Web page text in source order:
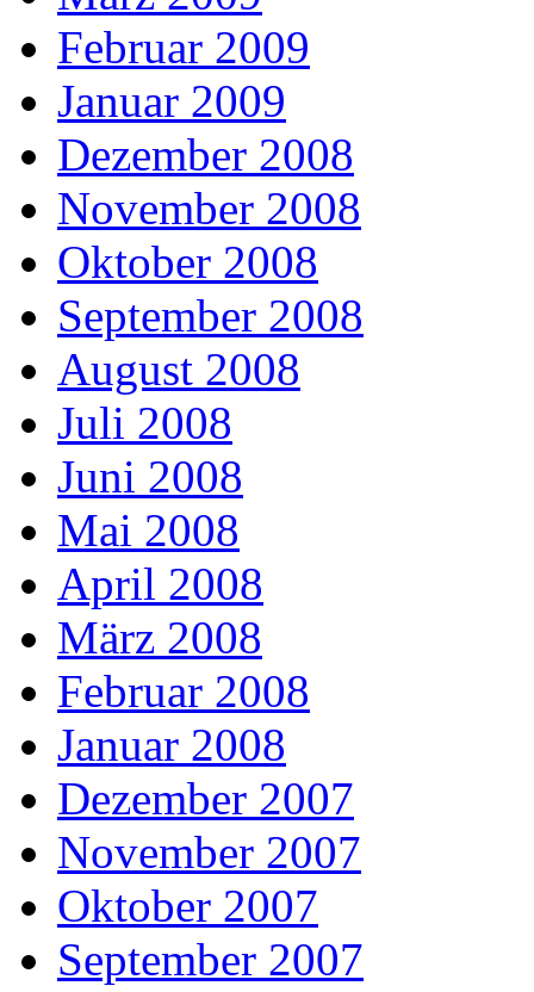
Februar 2009
Januar 2009
Dezember 2008
November 2008
Oktober 2008
September 2008
August 2008
Juli 2008
Juni 2008
Mai 2008
April 2008
März 2008
Februar 2008
Januar 2008
Dezember 2007
November 2007
Oktober 2007
September 2007